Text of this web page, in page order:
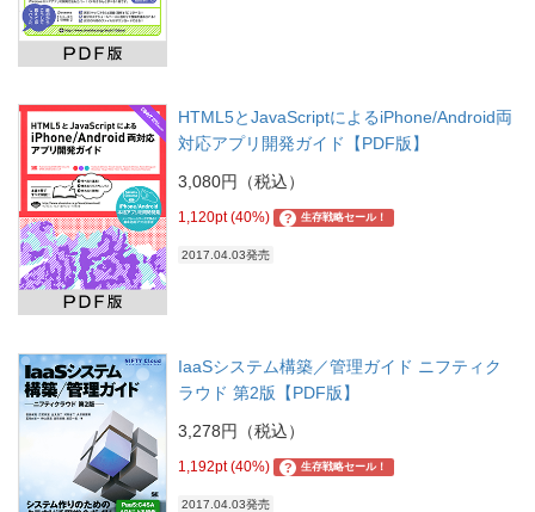
HTML5とJavaScriptによるiPhone/Android両
対応アプリ開発ガイド【PDF版】
3,080円（税込）
1,120pt (40%) ? 生存戦略セール！
2017.04.03発売
IaaSシステム構築／管理ガイド ニフティク
ラウド 第2版【PDF版】
3,278円（税込）
1,192pt (40%) ? 生存戦略セール！
2017.04.03発売